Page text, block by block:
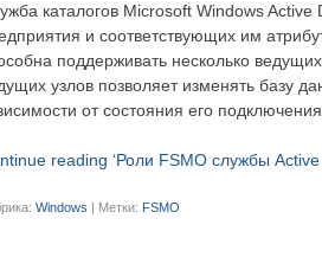
каталогов Microsoft Windows
и соответствующих им
поддерживать несколько
узлов позволяет изменять базу
от состояния его
reading ‘Роли FSMO службы Active
Windows Метки: FSMO